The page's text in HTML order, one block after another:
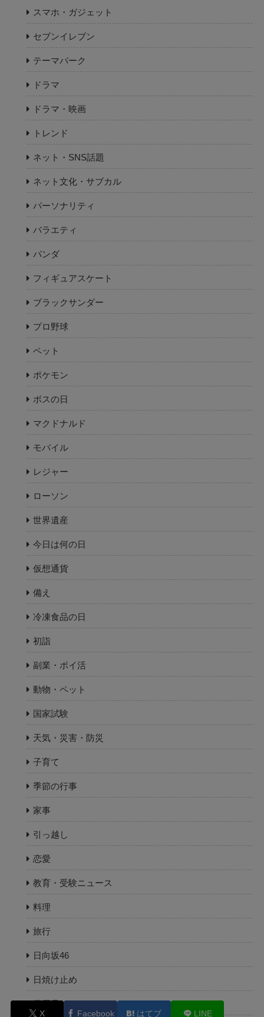
スマホ・ガジェット
セブンイレブン
テーマパーク
ドラマ
ドラマ・映画
トレンド
ネット・SNS話題
ネット文化・サブカル
パーソナリティ
バラエティ
パンダ
フィギュアスケート
ブラックサンダー
プロ野球
ペット
ポケモン
ボスの日
マクドナルド
モバイル
レジャー
ローソン
世界遺産
今日は何の日
仮想通貨
備え
冷凍食品の日
初詣
副業・ポイ活
動物・ペット
国家試験
天気・災害・防災
子育て
季節の行事
家事
引っ越し
恋愛
教育・受験ニュース
料理
旅行
日向坂46
日焼け止め
日用品
X Facebook はてブ LINE